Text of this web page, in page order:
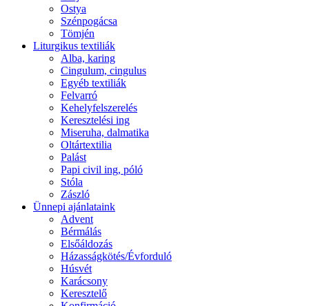
Ostya
Szénpogácsa
Tömjén
Liturgikus textiliák
Alba, karing
Cingulum, cingulus
Egyéb textiliák
Felvarró
Kehelyfelszerelés
Keresztelési ing
Miseruha, dalmatika
Oltártextilia
Palást
Papi civil ing, póló
Stóla
Zászló
Ünnepi ajánlataink
Advent
Bérmálás
Elsőáldozás
Házasságkötés/Évforduló
Húsvét
Karácsony
Keresztelő